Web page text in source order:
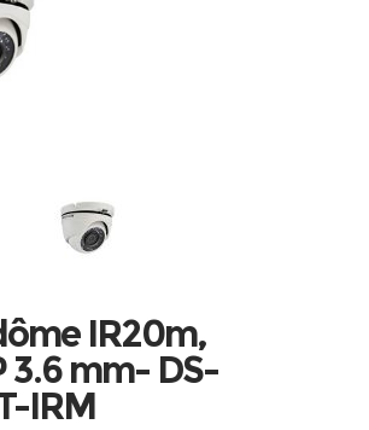
IR20m,
3.6 mm- DS-
IRM